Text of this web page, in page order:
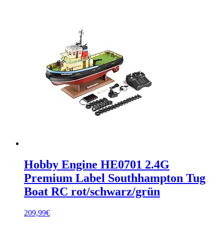
Hobby Engine HE0701 2.4G
Premium Label Southhampton Tug
Boat RC rot/schwarz/grün
209,99€